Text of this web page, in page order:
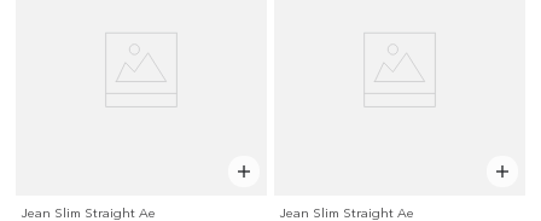
Jean Slim Straight Ae Jean Slim Straight Ae